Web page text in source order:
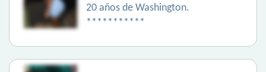
20 años de Washington.
***********